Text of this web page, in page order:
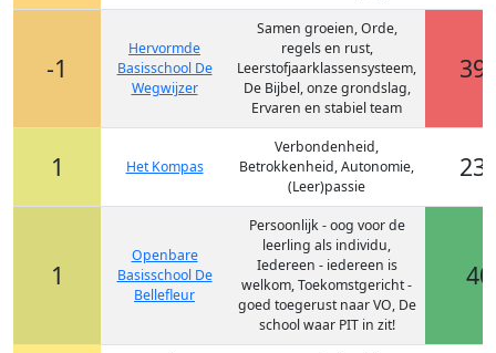
-1
Hervormde
Basisschool De
Wegwijzer
Samen groeien, Orde,
regels en rust,
Leerstofjaarklassensysteem,
De Bijbel, onze grondslag,
Ervaren en stabiel team
1 Het Kompas
Verbondenheid,
Betrokkenheid, Autonomie,
(Leer)passie
1
Openbare
Basisschool De
Bellefleur
Persoonlijk - oog voor de
leerling als individu,
Iedereen - iedereen is
welkom, Toekomstgericht -
goed toegerust naar VO, De
school waar PIT in zit!
40